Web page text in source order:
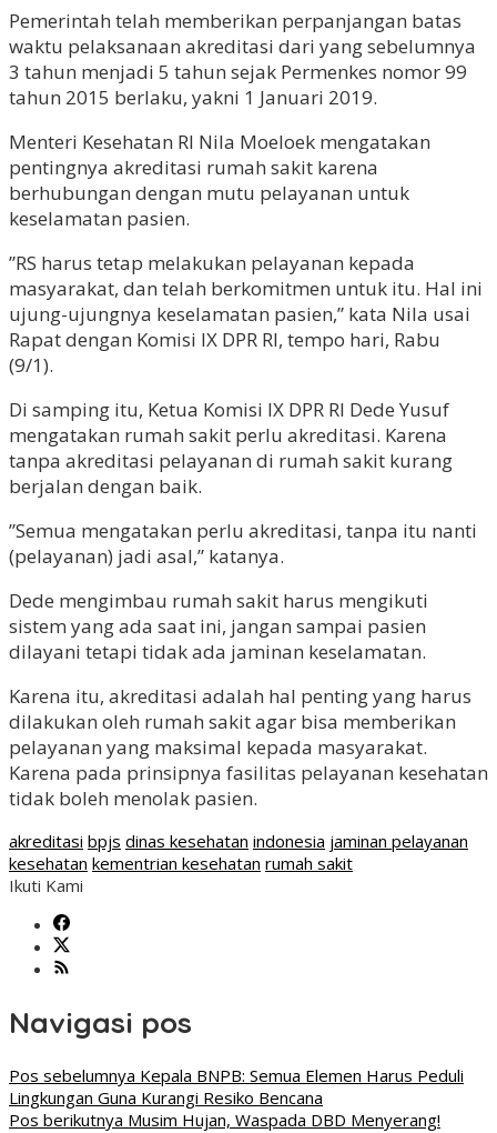
Pemerintah telah memberikan perpanjangan batas
waktu pelaksanaan akreditasi dari yang sebelumnya
3 tahun menjadi 5 tahun sejak Permenkes nomor 99
tahun 2015 berlaku, yakni 1 Januari 2019.
Menteri Kesehatan RI Nila Moeloek mengatakan
pentingnya akreditasi rumah sakit karena
berhubungan dengan mutu pelayanan untuk
keselamatan pasien.
”RS harus tetap melakukan pelayanan kepada
masyarakat, dan telah berkomitmen untuk itu. Hal ini
ujung-ujungnya keselamatan pasien,” kata Nila usai
Rapat dengan Komisi IX DPR RI, tempo hari, Rabu
(9/1).
Di samping itu, Ketua Komisi IX DPR RI Dede Yusuf
mengatakan rumah sakit perlu akreditasi. Karena
tanpa akreditasi pelayanan di rumah sakit kurang
berjalan dengan baik.
”Semua mengatakan perlu akreditasi, tanpa itu nanti
(pelayanan) jadi asal,” katanya.
Dede mengimbau rumah sakit harus mengikuti
sistem yang ada saat ini, jangan sampai pasien
dilayani tetapi tidak ada jaminan keselamatan.
Karena itu, akreditasi adalah hal penting yang harus
dilakukan oleh rumah sakit agar bisa memberikan
pelayanan yang maksimal kepada masyarakat.
Karena pada prinsipnya fasilitas pelayanan kesehatan
tidak boleh menolak pasien.
akreditasi bpjs dinas kesehatan indonesia jaminan pelayanan
kesehatan kementrian kesehatan rumah sakit
Ikuti Kami
Navigasi pos
Pos sebelumnya Kepala BNPB: Semua Elemen Harus Peduli
Lingkungan Guna Kurangi Resiko Bencana
Pos berikutnya Musim Hujan, Waspada DBD Menyerang!